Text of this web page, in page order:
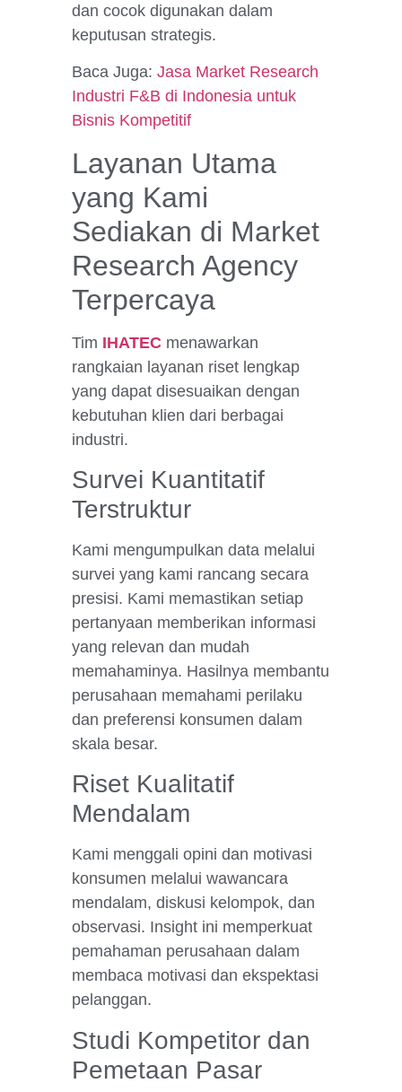
dan cocok digunakan dalam
keputusan strategis.
Baca Juga: Jasa Market Research
Industri F&B di Indonesia untuk
Bisnis Kompetitif
Layanan Utama
yang Kami
Sediakan di Market
Research Agency
Terpercaya
Tim IHATEC menawarkan
rangkaian layanan riset lengkap
yang dapat disesuaikan dengan
kebutuhan klien dari berbagai
industri.
Survei Kuantitatif
Terstruktur
Kami mengumpulkan data melalui
survei yang kami rancang secara
presisi. Kami memastikan setiap
pertanyaan memberikan informasi
yang relevan dan mudah
memahaminya. Hasilnya membantu
perusahaan memahami perilaku
dan preferensi konsumen dalam
skala besar.
Riset Kualitatif
Mendalam
Kami menggali opini dan motivasi
konsumen melalui wawancara
mendalam, diskusi kelompok, dan
observasi. Insight ini memperkuat
pemahaman perusahaan dalam
membaca motivasi dan ekspektasi
pelanggan.
Studi Kompetitor dan
Pemetaan Pasar